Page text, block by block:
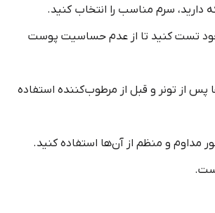
سرم مناسب را انتخاب کنید.
تست کنید تا از عدم حساسیت پوست
از تونر و قبل از مرطوب‌کننده استفاده
مداوم و منظم از آن‌ها استفاده کنید.